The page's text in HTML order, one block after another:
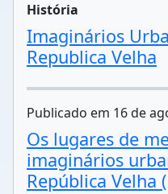
História
Imaginários
Republica Velha
Publicado em 16 de
Os lugares de
imaginários
República Velha